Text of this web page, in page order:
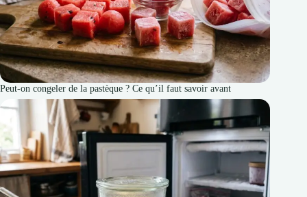
Peut-on congeler de la pastèque ? Ce qu’il faut savoir avant